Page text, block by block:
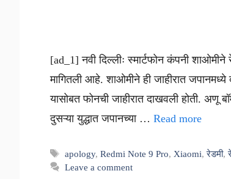
[ad_1] नवी दिल्लीः स्मार्टफोन कंपनी
मागितली आहे. शाओमीने ही जाहीरात
यासोबत फोनची जाहीरात दाखवली होती. अणू
दुसऱ्या युद्धात जपानच्या … Read more
Tags
apology,Redmi Note 9 Pro, Xiaomi,रेडमी,
Leave a comment